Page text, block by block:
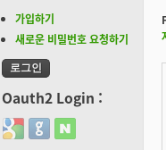
가입하기
새로운 비밀번호 요청하기
Oauth2 Login :
Login with Google
Login with GitHub
Login with Naver